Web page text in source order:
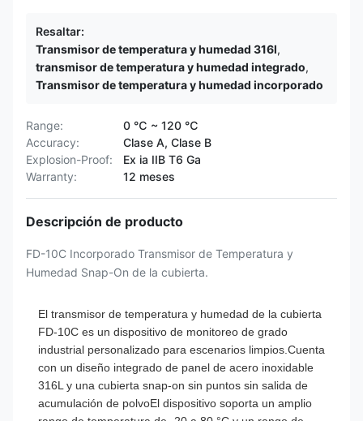
Resaltar:
Transmisor de temperatura y humedad 316l,
transmisor de temperatura y humedad integrado,
Transmisor de temperatura y humedad incorporado
Range:
0 ℃ ~ 120 ℃
Accuracy:
Clase A, Clase B
Explosion-Proof:
Ex ia IIB T6 Ga
Warranty:
12 meses
Descripción de producto
FD-10C Incorporado Transmisor de Temperatura y
Humedad Snap-On de la cubierta.
El transmisor de temperatura y humedad de la cubierta
FD-10C es un dispositivo de monitoreo de grado
industrial personalizado para escenarios limpios.Cuenta
con un diseño integrado de panel de acero inoxidable
316L y una cubierta snap-on sin puntos sin salida de
acumulación de polvoEl dispositivo soporta un amplio